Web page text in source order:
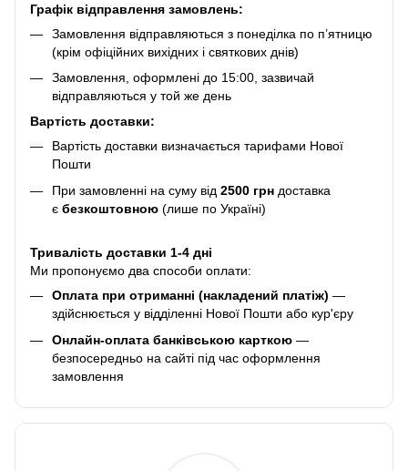
Графік відправлення замовлень:
Замовлення відправляються з понеділка по п’ятницю
(крім офіційних вихідних і святкових днів)
Замовлення, оформлені до 15:00, зазвичай
відправляються у той же день
Вартість доставки:
Вартість доставки визначається тарифами Нової
Пошти
При замовленні на суму від 2500 грн доставка
є безкоштовною (лише по Україні)
Тривалість доставки 1-4 дні
Ми пропонуємо два способи оплати:
Оплата при отриманні (накладений платіж) —
здійснюється у відділенні Нової Пошти або кур'єру
Онлайн-оплата банківською карткою —
безпосередньо на сайті під час оформлення
замовлення